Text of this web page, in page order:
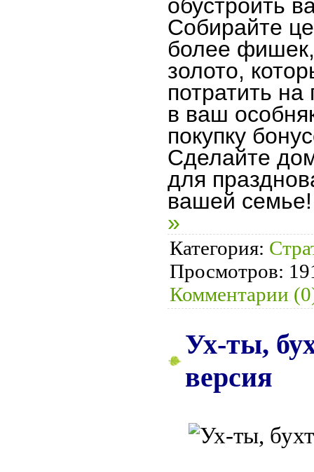
обустроить
Собирайте
более
золото,
потратить на
в ваш
покупку
Сделайте
для
вашей
»
Категория:
Просмотров:
Комментарии
Ух-ты,
версия